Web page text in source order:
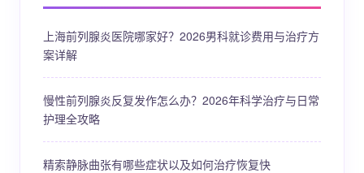
上海前列腺炎医院哪家好？2026男科就诊费用与治疗方
案详解
慢性前列腺炎反复发作怎么办？2026年科学治疗与日常
护理全攻略
精索静脉曲张有哪些症状以及如何治疗恢复快